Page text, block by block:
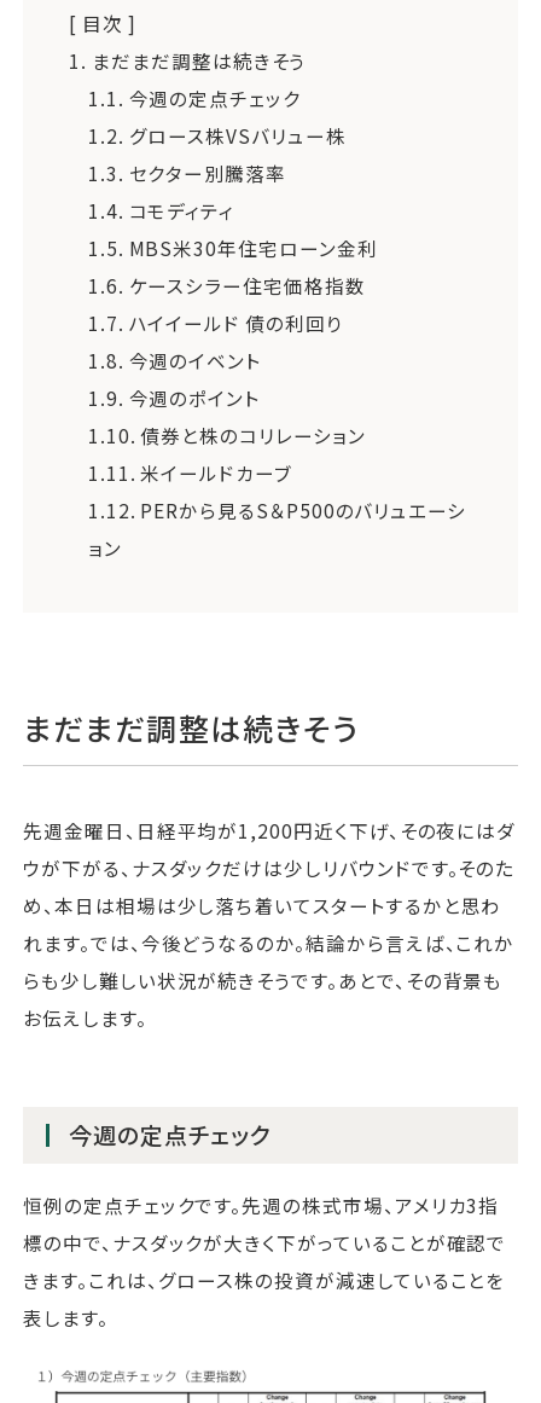
[ 目次 ]
1. まだまだ調整は続きそう
1.1. 今週の定点チェック
1.2. グロース株VSバリュー株
1.3. セクター別騰落率
1.4. コモディティ
1.5. MBS米30年住宅ローン金利
1.6. ケースシラー住宅価格指数
1.7. ハイイールド 債の利回り
1.8. 今週のイベント
1.9. 今週のポイント
1.10. 債券と株のコリレーション
1.11. 米イールドカーブ
1.12. PERから見るS＆P500のバリュエーシ
ョン
まだまだ調整は続きそう
先週金曜日、日経平均が1,200円近く下げ、その夜にはダ
ウが下がる、ナスダックだけは少しリバウンドです。そのた
め、本日は相場は少し落ち着いてスタートするかと思わ
れます。では、今後どうなるのか。結論から言えば、これか
らも少し難しい状況が続きそうです。あとで、その背景も
お伝えします。
今週の定点チェック
恒例の定点チェックです。先週の株式市場、アメリカ3指
標の中で、ナスダックが大きく下がっていることが確認で
きます。これは、グロース株の投資が減速していることを
表します。